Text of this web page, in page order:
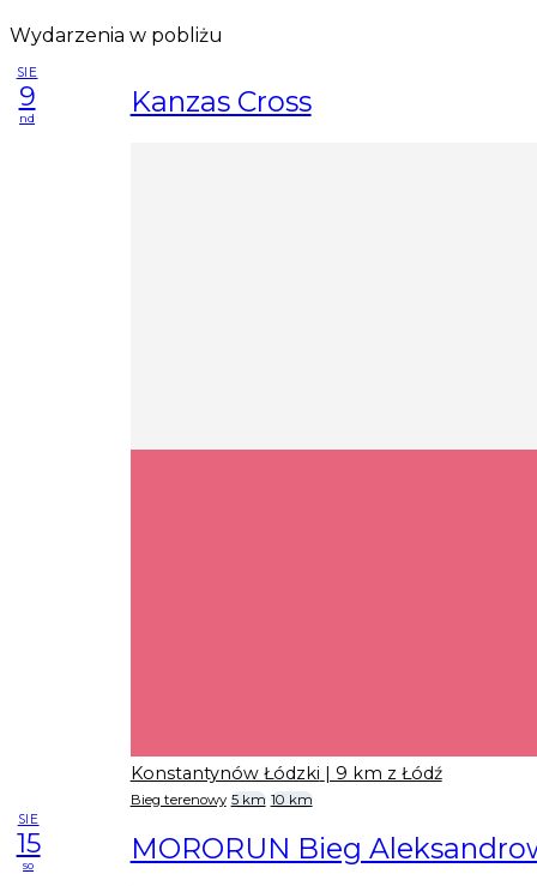
Wydarzenia w pobliżu
SIE
9
nd Kanzas Cross
Konstantynów Łódzki | 9 km z Łódź
Bieg terenowy 5 km 10 km
SIE
15
so MORORUN Bieg